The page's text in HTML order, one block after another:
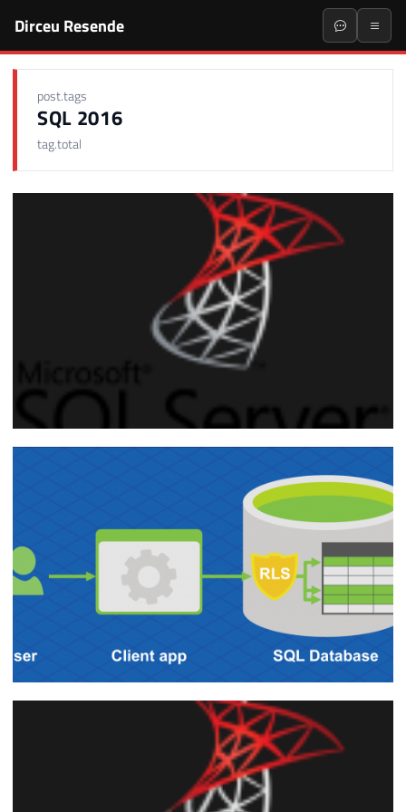
Dirceu Resende
post.tags
SQL 2016
tag.total
SQL Server 2016 - Como arquivar tabelas
históricas no Azure com o Stretch
11 de novembro de 2018 17 min de leitura
SQL Server 2016 - Como proteger seus
dados utilizando o Row Level Security
11 min de leitura